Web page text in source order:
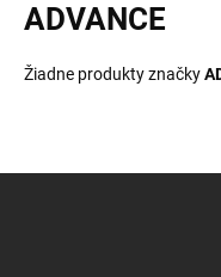
ADVANCE
Žiadne produkty značky